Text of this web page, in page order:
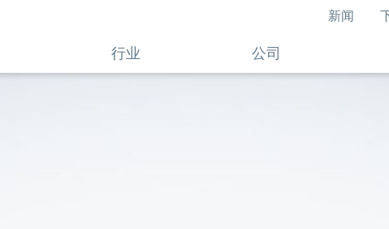
新闻
行业 公司